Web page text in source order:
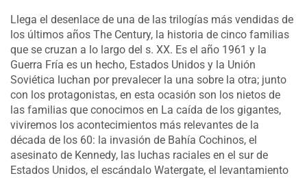
Llega el desenlace de una de las trilogías más vendidas de
los últimos años The Century, la historia de cinco familias
que se cruzan a lo largo del s. XX. Es el año 1961 y la
Guerra Fría es un hecho, Estados Unidos y la Unión
Soviética luchan por prevalecer la una sobre la otra; junto
con los protagonistas, en esta ocasión son los nietos de
las familias que conocimos en La caída de los gigantes,
viviremos los acontecimientos más relevantes de la
década de los 60: la invasión de Bahía Cochinos, el
asesinato de Kennedy, las luchas raciales en el sur de
Estados Unidos, el escándalo Watergate, el levantamiento